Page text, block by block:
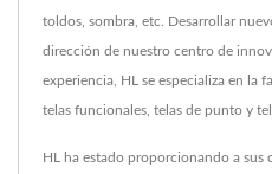
toldos, sombra, etc. Desarrollar
dirección de nuestro centro de
experiencia, HL se especializa en la
telas funcionales, telas de punto y
HL ha estado proporcionando a